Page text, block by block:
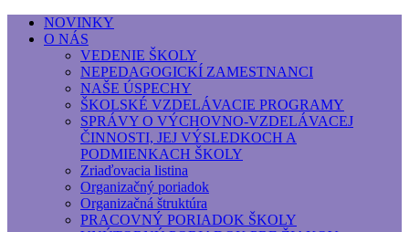
Základná umelecká škola, Hálkova
Základná umelecká škola, Hálkova 56, Bratislava -
NOVINKY
O NÁS
VEDENIE ŠKOLY
NEPEDAGOGICKÍ ZAMESTNANCI
NAŠE ÚSPECHY
ŠKOLSKÉ VZDELÁVACIE PROGRAMY
SPRÁVY O VÝCHOVNO-VZDELÁVACEJ
ČINNOSTI, JEJ VÝSLEDKOCH A
PODMIENKACH ŠKOLY
Zriaďovacia listina
Organizačný poriadok
Organizačná štruktúra
PRACOVNÝ PORIADOK ŠKOLY